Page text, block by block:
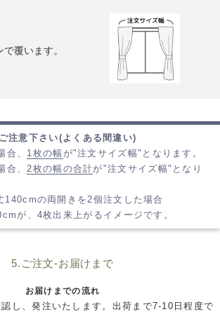
覆います。
注意下さい(よくある間違い)
合、 1枚の幅 が"注文サイズ幅"となります。
合、 2枚の幅の合計が"注文サイズ幅"となり
140cmの両開きを2個注文した場合
が、4枚出来上がるイメージです。
5.ご注文-お届けまで
お届けまでの流れ
し、発注いたします。出荷まで7-10日程度で